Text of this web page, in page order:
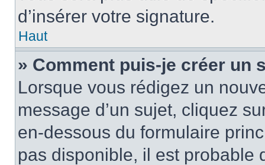
d’insérer votre signature.
Haut
» Comment puis-je créer un
Lorsque vous rédigez un
message d’un sujet, cliquez
en-dessous du formulaire
pas disponible, il est probable